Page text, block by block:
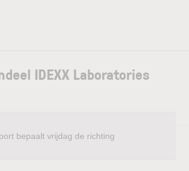
IDEXX Laboratories
bepaalt vrijdag de richting